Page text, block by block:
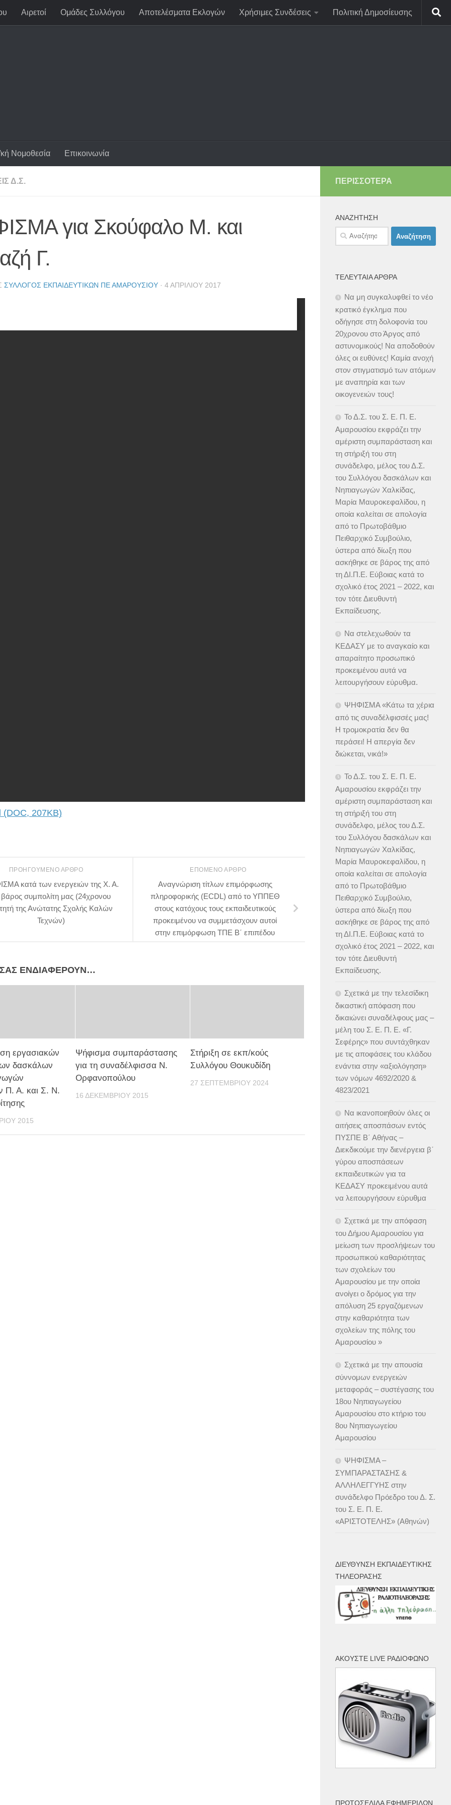
Αιρετοί Ομάδες Συλλόγου Αποτελέσματα Εκλογών Χρήσιμες Συνδέσεις Πολιτική Δημοσίευσης
Νομοθεσία Επικοινωνία
Δ.Σ.
για Σκούφαλο Μ. και
Γ.
ΣΎΛΛΟΓΟΣ ΕΚΠΑΙΔΕΥΤΙΚΏΝ ΠΕ ΑΜΑΡΟΥΣΊΟΥ · 4 ΑΠΡΙΛΊΟΥ 2017
(DOC, 207KB)
ΕΠΌΜΕΝΟ ΆΡΘΡΟ
Αναγνώριση τίτλων επιμόρφωσης
πληροφορικής (ECDL) από το ΥΠΠΕΘ
στους κατόχους τους εκπαιδευτικούς
προκειμένου να συμμετάσχουν αυτοί
στην επιμόρφωση ΤΠΕ Β΄ επιπέδου
ΠΡΟΗΓΟΎΜΕΝΟ ΆΡΘΡΟ
κατά των ενεργειών της Χ. Α.
συμπολίτη μας (24χρονου
της Ανώτατης Σχολής Καλών
Τεχνών)
ΣΑΣ ΕΝΔΙΑΦΈΡΟΥΝ…
εργασιακών
δασκάλων
Π. Α. και Σ. Ν.
2015
Ψήφισμα συμπαράστασης
για τη συναδέλφισσα Ν.
Ορφανοπούλου
16 ΔΕΚΕΜΒΡΊΟΥ 2015
Στήριξη σε εκπ/κούς
Συλλόγου Θουκυδίδη
27 ΣΕΠΤΕΜΒΡΊΟΥ 2024
ΠΕΡΙΣΣΌΤΕΡΑ
ΑΝΑΖΉΤΗΣΗ
Αναζήτηση
για:
ΤΕΛΕΥΤΑΊΑ ΆΡΘΡΑ
Να μη συγκαλυφθεί το νέο
κρατικό έγκλημα που
οδήγησε στη δολοφονία του
20χρονου στο Άργος από
αστυνομικούς! Να αποδοθούν
όλες οι ευθύνες! Καμία ανοχή
στον στιγματισμό των ατόμων
με αναπηρία και των
οικογενειών τους!
Το Δ.Σ. του Σ. Ε. Π. Ε.
Αμαρουσίου εκφράζει την
αμέριστη συμπαράσταση και
τη στήριξή του στη
συνάδελφο, μέλος του Δ.Σ.
του Συλλόγου δασκάλων και
Νηπιαγωγών Χαλκίδας,
Μαρία Μαυροκεφαλίδου, η
οποία καλείται σε απολογία
από το Πρωτοβάθμιο
Πειθαρχικό Συμβούλιο,
ύστερα από δίωξη που
ασκήθηκε σε βάρος της από
τη ΔΙ.Π.Ε. Εύβοιας κατά το
σχολικό έτος 2021 – 2022, και
τον τότε Διευθυντή
Εκπαίδευσης.
Να στελεχωθούν τα
ΚΕΔΑΣΥ με το αναγκαίο και
απαραίτητο προσωπικό
προκειμένου αυτά να
λειτουργήσουν εύρυθμα.
ΨΗΦΙΣΜΑ «Κάτω τα χέρια
από τις συναδέλφισσές μας!
Η τρομοκρατία δεν θα
περάσει! Η απεργία δεν
διώκεται, νικά!»
Το Δ.Σ. του Σ. Ε. Π. Ε.
Αμαρουσίου εκφράζει την
αμέριστη συμπαράσταση και
τη στήριξή του στη
συνάδελφο, μέλος του Δ.Σ.
του Συλλόγου δασκάλων και
Νηπιαγωγών Χαλκίδας,
Μαρία Μαυροκεφαλίδου, η
οποία καλείται σε απολογία
από το Πρωτοβάθμιο
Πειθαρχικό Συμβούλιο,
ύστερα από δίωξη που
ασκήθηκε σε βάρος της από
τη ΔΙ.Π.Ε. Εύβοιας κατά το
σχολικό έτος 2021 – 2022, και
τον τότε Διευθυντή
Εκπαίδευσης.
Σχετικά με την τελεσίδικη
δικαστική απόφαση που
δικαιώνει συναδέλφους μας –
μέλη του Σ. Ε. Π. Ε. «Γ.
Σεφέρης» που συντάχθηκαν
με τις αποφάσεις του κλάδου
ενάντια στην «αξιολόγηση»
των νόμων 4692/2020 &
4823/2021
Να ικανοποιηθούν όλες οι
αιτήσεις αποσπάσων εντός
ΠΥΣΠΕ Β΄ Αθήνας –
Διεκδικούμε την διενέργεια β΄
γύρου αποσπάσεων
εκπαιδευτικών για τα
ΚΕΔΑΣΥ προκειμένου αυτά
να λειτουργήσουν εύρυθμα
Σχετικά με την απόφαση
του Δήμου Αμαρουσίου για
μείωση των προσλήψεων του
προσωπικού καθαριότητας
των σχολείων του
Αμαρουσίου με την οποία
ανοίγει ο δρόμος για την
απόλυση 25 εργαζόμενων
στην καθαριότητα των
σχολείων της πόλης του
Αμαρουσίου »
Σχετικά με την απουσία
σύννομων ενεργειών
μεταφοράς – συστέγασης του
18ου Νηπιαγωγείου
Αμαρουσίου στο κτήριο του
8ου Νηπιαγωγείου
Αμαρουσίου
ΨΗΦΙΣΜΑ –
ΣΥΜΠΑΡΑΣΤΑΣΗΣ &
ΑΛΛΗΛΕΓΓΥΗΣ στην
συνάδελφο Πρόεδρο του Δ. Σ.
του Σ. Ε. Π. Ε.
«ΑΡΙΣΤΟΤΕΛΗΣ» (Αθηνών)
ΔΙΕΎΘΥΝΣΗ ΕΚΠΑΙΔΕΥΤΙΚΉΣ
ΤΗΛΕΌΡΑΣΗΣ
ΑΚΟΎΣΤΕ LIVE ΡΑΔΙΌΦΩΝΟ
ΠΡΩΤΟΣΈΛΙΔΑ ΕΦΗΜΕΡΊΔΩΝ